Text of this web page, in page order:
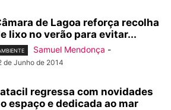
de Lagoa reforça recolha
lixo no verão para evitar...
Samuel Mendonça -
de Junho de 2014
regressa com novidades
espaço e dedicada ao mar